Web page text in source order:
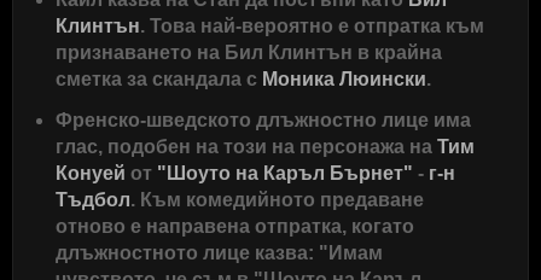
Клинтън. Това най-вероятно е отпратка към
признаването на Бил Клинтън в крайна
сметка за скандала с Моника Люински.
Френско-шведското длъжностно лице има
глас, подобен на този на персонажа на Тим
Конуей от "Шоуто на Каръл Бърнет" - г-н
Тъдбол. Към комедийното предаване
отново е направена отпратка, когато
длъжностното лице казва: "Имам